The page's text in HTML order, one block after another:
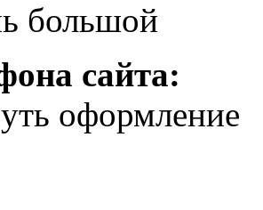
большой
сайта:
оформление